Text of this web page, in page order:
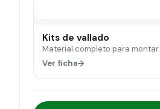
Kits de vallado
Material completo para montar.
Ver ficha